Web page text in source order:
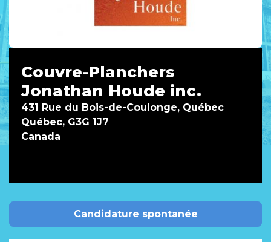
Couvre-Planchers
Jonathan Houde inc.
431 Rue du Bois-de-Coulonge, Québec
Québec, G3G 1J7
Canada
Candidature spontanée